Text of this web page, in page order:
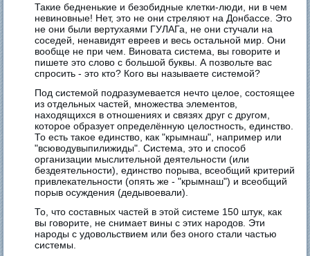
Такие бедненькие и безобидные клетки-люди, ни в чем
невиновные! Нет, это не они стреляют на Донбассе. Это
не они были вертухаями ГУЛАГа, не они стучали на
соседей, ненавидят евреев и весь остальной мир. Они
вообще не при чем. Виновата система, вы говорите и
пишете это слово с большой буквы. А позвольте вас
спросить - это кто? Кого вы называете системой?
Под системой подразумевается нечто целое, состоящее
из отдельных частей, множества элементов,
находящихся в отношениях и связях друг с другом,
которое образует определённую целостность, единство.
То есть такое единство, как "крымнаш", например или
"всюводувыпилижиды". Система, это и способ
организации мыслительной деятельности (или
бездеятельности), единство порыва, всеобщий критерий
привлекательности (опять же - "крымнаш") и всеобщий
порыв осуждения (дедывоевали).
То, что составных частей в этой системе 150 штук, как
вы говорите, не снимает вины с этих народов. Эти
народы с удовольствием или без оного стали частью
системы.